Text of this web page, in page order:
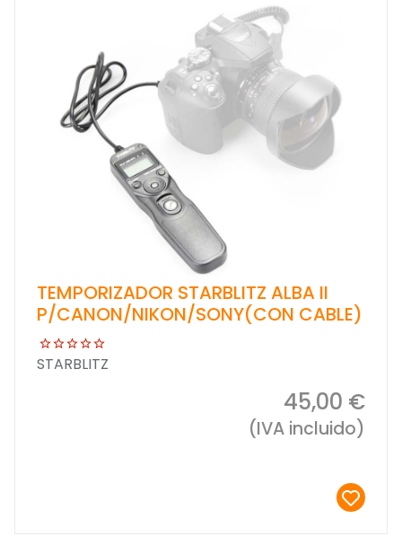
TEMPORIZADOR STARBLITZ ALBA II
P/CANON/NIKON/SONY(CON CABLE)
STARBLITZ
45,00 €
(IVA incluido)